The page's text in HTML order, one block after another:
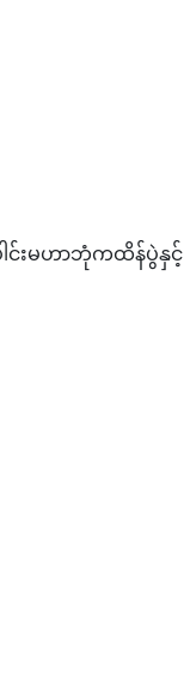
းမဟာဘုံကထိန်ပွဲနှင့် ဆ
ေအနေများကို ဗိုလ်ချုပ်
ဈေးကျ